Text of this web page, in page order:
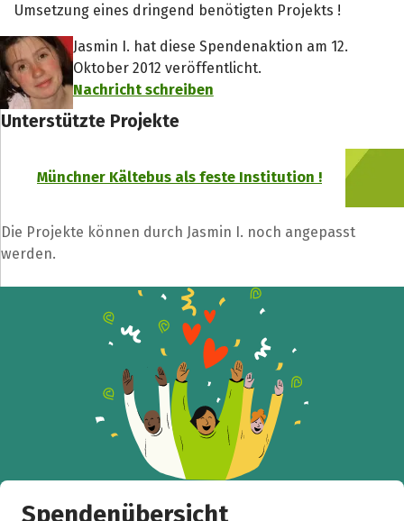
Umsetzung eines dringend benötigten Projekts !
Jasmin I. hat diese Spendenaktion am 12.
Oktober 2012 veröffentlicht.
Nachricht schreiben
Unterstützte Projekte
Münchner Kältebus als feste Institution !
Die Projekte können durch Jasmin I. noch angepasst
werden.
Spendenübersicht